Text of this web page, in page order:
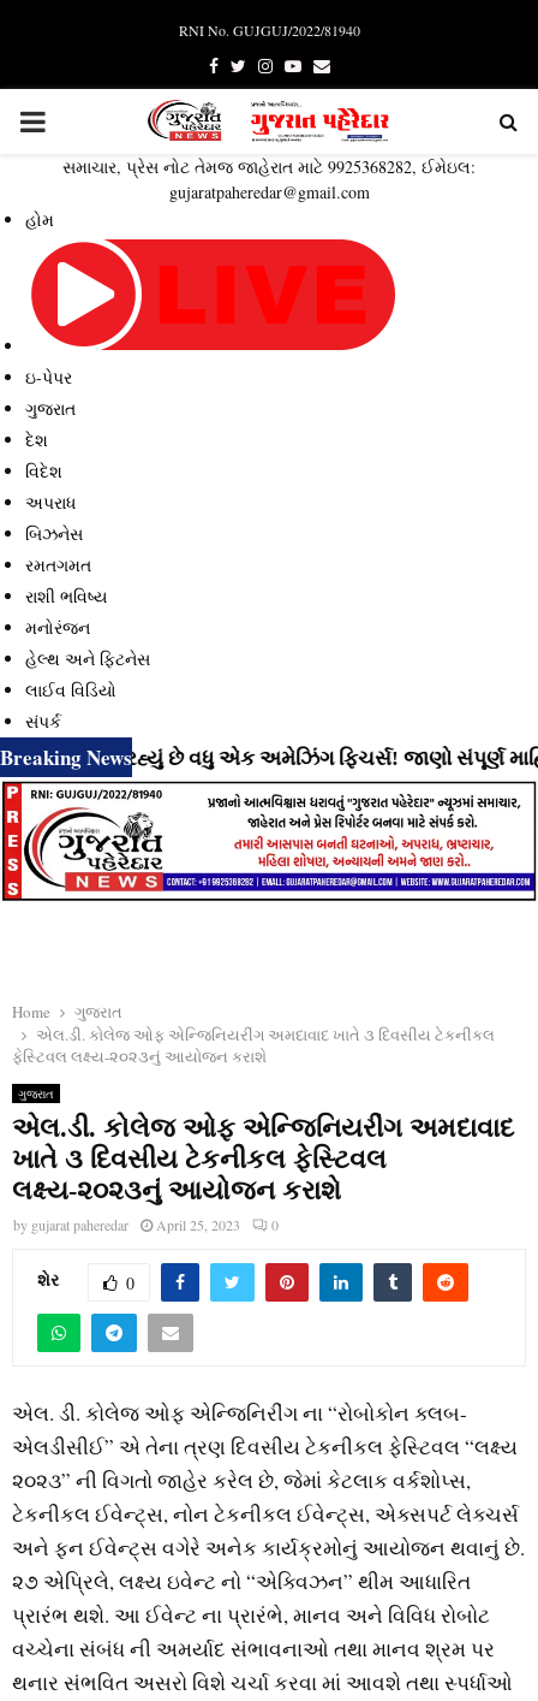
RNI No. GUJGUJ/2022/81940
Facebook
TwitterInstagram
YoutubeEmail
PRIMARY
MENU
સમાચાર, પ્રેસ નોટ તેમજ જાહેરાત માટે 9925368282, ઈમેઇલ:
gujaratpaheredar@gmail.com
હોમ
ઇ-પેપર
ગુજરાત
દેશ
વિદેશ
અપરાધ
બિઝનેસ
રમતગમત
રાશી ભવિષ્ય
મનોરંજન
હેલ્થ અને ફિટનેસ
લાઈવ વિડિયો
સંપર્ક
Breaking News
રહ્યું છે વધુ એક અમેઝિંગ ફિચર્સ! જાણો સંપૂર્ણ માહિતી
Home
ગુજરાત
એલ.ડી. કોલેજ ઓફ એન્જિનિયરીંગ અમદાવાદ ખાતે ૩ દિવસીય ટેકનીકલ
ફેસ્ટિવલ લક્ષ્ય-૨૦૨૩નું આયોજન કરાશે
ગુજરાત
એલ.ડી. કોલેજ ઓફ એન્જિનિયરીંગ અમદાવાદ
ખાતે ૩ દિવસીય ટેકનીકલ ફેસ્ટિવલ
લક્ષ્ય-૨૦૨૩નું આયોજન કરાશે
by gujarat paheredar April 25, 2023 0
શેર 0
એલ. ડી. કોલેજ ઓફ એન્જિનિરીંગ ના “રોબોકોન ક્લબ-
એલડીસીઈ” એ તેના ત્રણ દિવસીય ટેકનીકલ ફેસ્ટિવલ “લક્ષ્ય
૨૦૨૩” ની વિગતો જાહેર કરેલ છે, જેમાં કેટલાક વર્કશોપ્સ,
ટેકનીકલ ઈવેન્ટ્સ, નોન ટેકનીકલ ઈવેન્ટ્સ, એક્સપર્ટ લેક્ચર્સ
અને ફન ઈવેન્ટ્સ વગેરે અનેક કાર્યક્રમોનું આયોજન થવાનું છે.
૨૭ એપ્રિલે, લક્ષ્ય ઇવેન્ટ નો “એક્વિઝન” થીમ આધારિત
પ્રારંભ થશે. આ ઈવેન્ટ ના પ્રારંભે, માનવ અને વિવિધ રોબોટ
વચ્ચેના સંબંધ ની અમર્યાદ સંભાવનાઓ તથા માનવ શ્રમ પર
થનાર સંભવિત અસરો વિશે ચર્ચા કરવા માં આવશે તથા સ્પર્ધાઓ